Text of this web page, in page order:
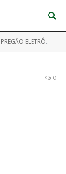
PREGÃO ELETRÔNICO SRP Nº 202306070008 – PE SRP/CPL/PMM (CONTRATAÇÃO DE EMPRESA FORNECEDORA DE MOBILIÁRIO, MATERIAIS E EQUIPAMENTOS HOSPITALARES EM GERAL)
0